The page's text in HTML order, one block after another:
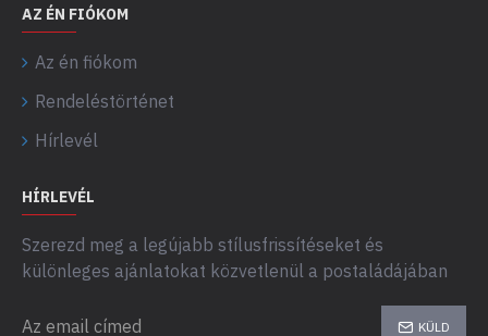
AZ ÉN FIÓKOM
Az én fiókom
Rendeléstörténet
Hírlevél
HÍRLEVÉL
Szerezd meg a legújabb stílusfrissítéseket és
különleges ajánlatokat közvetlenül a postaládájában
KÜLD